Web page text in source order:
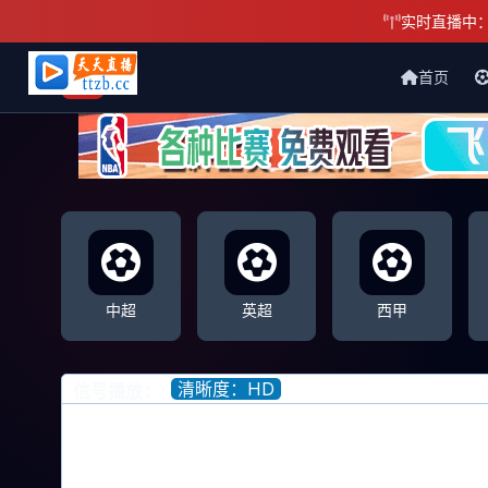
实时直播中
天天直播网
首页
中超 英超 西甲
清晰度：HD